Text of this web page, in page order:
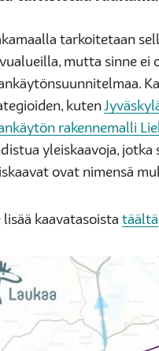
tarkoitetaan
mutta sinne ei
kuten
rakennemalli
yleiskaavoja,
ovat nimensä
lisää kaavatasoista täältä